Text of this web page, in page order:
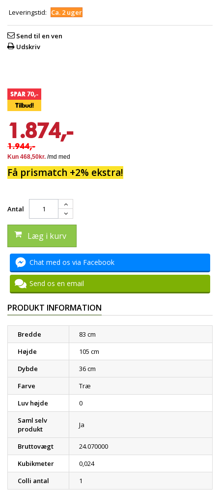
Leveringstid:
Ca. 2 uger
Send til en ven
Udskriv
SPAR 70,-
Tilbud!
1.874,-
1.944,-
Få prismatch +2% ekstra!
Antal
Læg i kurv
Chat med os via Facebook
Send os en email
PRODUKT INFORMATION
Bredde
83 cm
Højde
105 cm
Dybde
36 cm
Farve
Træ
Luv højde
0
Saml selv
produkt
Ja
Bruttovægt
24.070000
Kubikmeter
0,024
Colli antal
1